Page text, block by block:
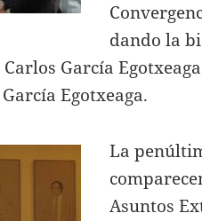
dando la
García
Egotxeaga.
La
Asuntos